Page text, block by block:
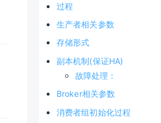
过程
生产者相关参数
存储形式
副本机制(保证HA)
故障处理：
Broker相关参数
消费者组初始化过程